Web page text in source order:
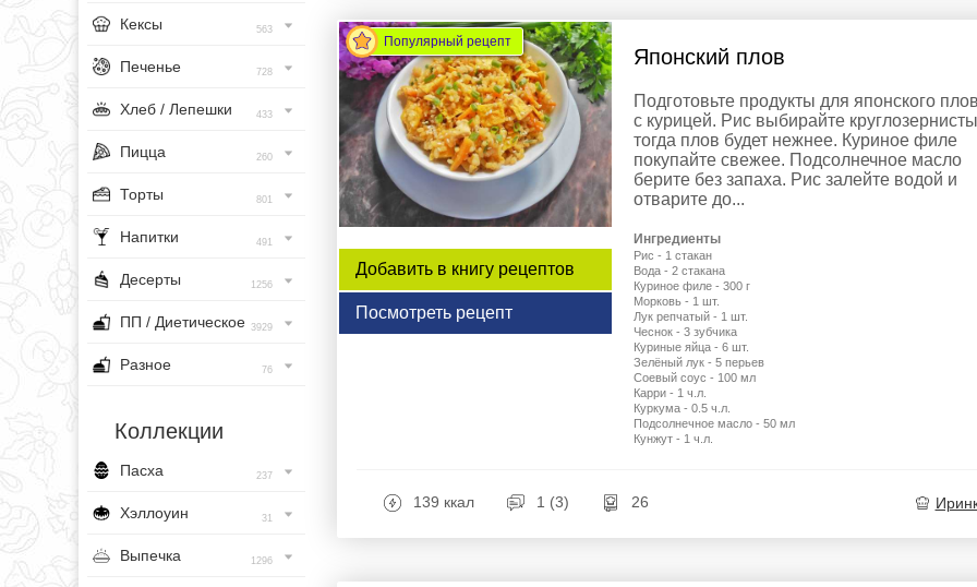
Кексы 563
Печенье 728
Хлеб / Лепешки 433
Пицца 260
Торты 801
Напитки 491
Десерты 1256
ПП / Диетическое 3929
Разное 76
Коллекции
Пасха 237
Хэллоуин 31
Выпечка 1296
Популярный рецепт
Добавить в книгу рецептов
Посмотреть рецепт
Японский плов
Подготовьте продукты для японского
с курицей. Рис выбирайте
тогда плов будет нежнее. Куриное филе
покупайте свежее. Подсолнечное масло
берите без запаха. Рис залейте водой и
отварите до...
Ингредиенты
Рис - 1 стакан
Вода - 2 стакана
Куриное филе - 300 г
Морковь - 1 шт.
Лук репчатый - 1 шт.
Чеснок - 3 зубчика
Куриные яйца - 6 шт.
Зелёный лук - 5 перьев
Соевый соус - 100 мл
Карри - 1 ч.л.
Куркума - 0.5 ч.л.
Подсолнечное масло - 50 мл
Кунжут - 1 ч.л.
139 ккал 1 (3) 26